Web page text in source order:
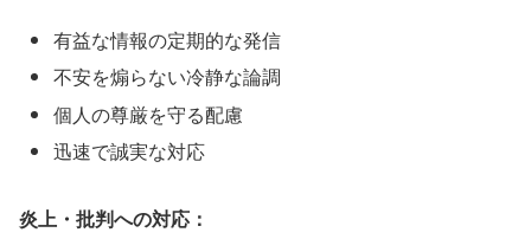
有益な情報の定期的な発信
不安を煽らない冷静な論調
個人の尊厳を守る配慮
迅速で誠実な対応
炎上・批判への対応：